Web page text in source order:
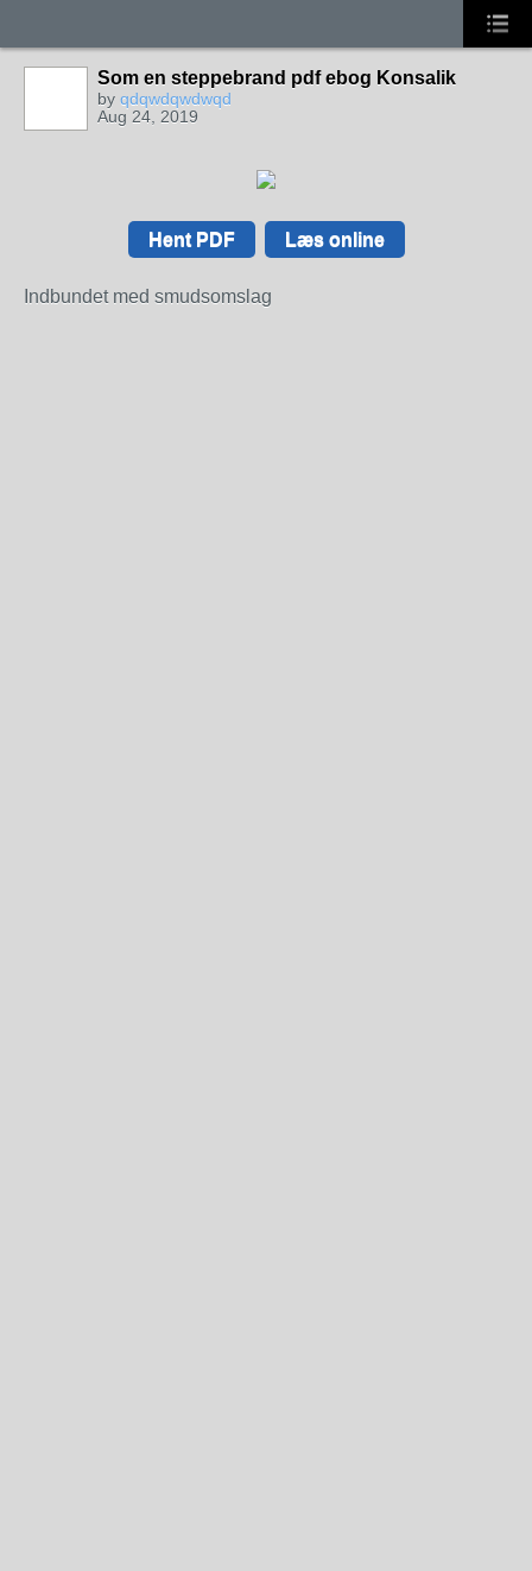
Som en steppebrand pdf ebog Konsalik
by qdqwdqwdwqd
Aug 24, 2019
Hent PDF Læs online
Indbundet med smudsomslag